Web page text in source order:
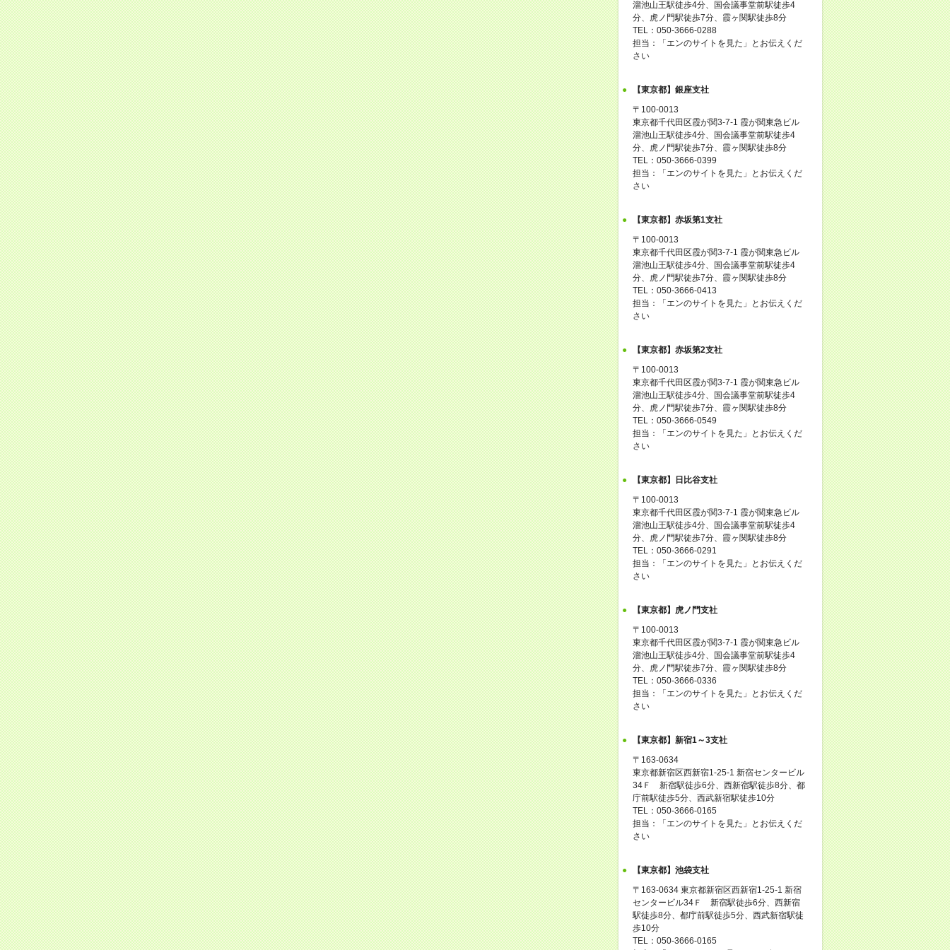
溜池山王駅徒歩4分、国会議事堂前駅徒歩4
分、虎ノ門駅徒歩7分、霞ヶ関駅徒歩8分
TEL：050-3666-0288
担当：「エンのサイトを見た」とお伝えくだ
さい
【東京都】銀座支社
〒100-0013
東京都千代田区霞が関3-7-1 霞が関東急ビル
溜池山王駅徒歩4分、国会議事堂前駅徒歩4
分、虎ノ門駅徒歩7分、霞ヶ関駅徒歩8分
TEL：050-3666-0399
担当：「エンのサイトを見た」とお伝えくだ
さい
【東京都】赤坂第1支社
〒100-0013
東京都千代田区霞が関3-7-1 霞が関東急ビル
溜池山王駅徒歩4分、国会議事堂前駅徒歩4
分、虎ノ門駅徒歩7分、霞ヶ関駅徒歩8分
TEL：050-3666-0413
担当：「エンのサイトを見た」とお伝えくだ
さい
【東京都】赤坂第2支社
〒100-0013
東京都千代田区霞が関3-7-1 霞が関東急ビル
溜池山王駅徒歩4分、国会議事堂前駅徒歩4
分、虎ノ門駅徒歩7分、霞ヶ関駅徒歩8分
TEL：050-3666-0549
担当：「エンのサイトを見た」とお伝えくだ
さい
【東京都】日比谷支社
〒100-0013
東京都千代田区霞が関3-7-1 霞が関東急ビル
溜池山王駅徒歩4分、国会議事堂前駅徒歩4
分、虎ノ門駅徒歩7分、霞ヶ関駅徒歩8分
TEL：050-3666-0291
担当：「エンのサイトを見た」とお伝えくだ
さい
【東京都】虎ノ門支社
〒100-0013
東京都千代田区霞が関3-7-1 霞が関東急ビル
溜池山王駅徒歩4分、国会議事堂前駅徒歩4
分、虎ノ門駅徒歩7分、霞ヶ関駅徒歩8分
TEL：050-3666-0336
担当：「エンのサイトを見た」とお伝えくだ
さい
【東京都】新宿1～3支社
〒163-0634
東京都新宿区西新宿1-25-1 新宿センタービル
34Ｆ 新宿駅徒歩6分、西新宿駅徒歩8分、都
庁前駅徒歩5分、西武新宿駅徒歩10分
TEL：050-3666-0165
担当：「エンのサイトを見た」とお伝えくだ
さい
【東京都】池袋支社
〒163-0634 東京都新宿区西新宿1-25-1 新宿
センタービル34Ｆ 新宿駅徒歩6分、西新宿
駅徒歩8分、都庁前駅徒歩5分、西武新宿駅徒
歩10分
TEL：050-3666-0165